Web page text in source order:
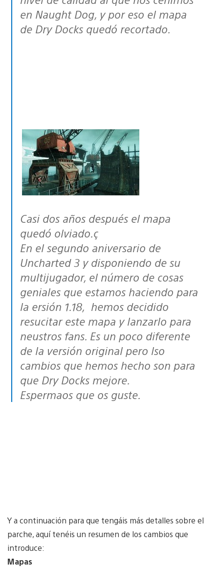
en Naught Dog, y por eso el mapa
de Dry Docks quedó recortado.
Casi dos años después el mapa
quedó olviado.ç
En el segundo aniversario de
Uncharted 3 y disponiendo de su
multijugador, el número de cosas
geniales que estamos haciendo para
la ersión 1.18, hemos decidido
resucitar este mapa y lanzarlo para
neustros fans. Es un poco diferente
de la versión original pero lso
cambios que hemos hecho son para
que Dry Docks mejore.
Espermaos que os guste.
Y a continuación para que tengáis más detalles sobre el
parche, aquí tenéis un resumen de los cambios que
introduce:
Mapas